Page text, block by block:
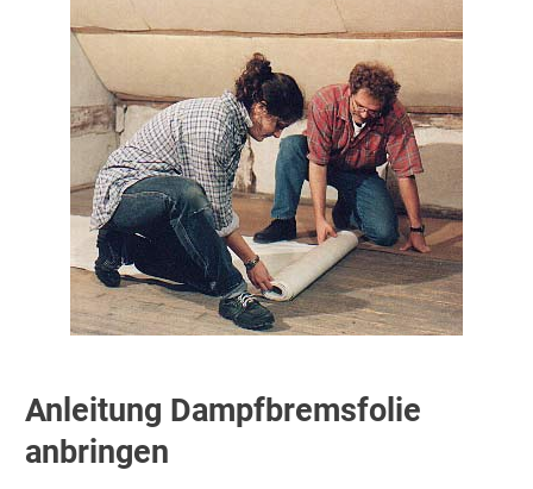
Anleitung Dampfbremsfolie
anbringen